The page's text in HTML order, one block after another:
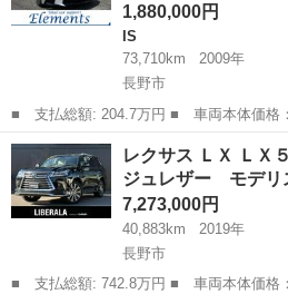
1,880,000円
IS
73,710km
2009年
長野市
■ 支払総額: 204.7万円 ■ 車両本体価格： 1,880,000 円 ■ メーカ
ー名： レクサス ■ 車種名： ＩＳ ■
Ｃ バージョンＬ レザーシート パワ
ビ付き ...
長野 長野市 IS
レクサス ＬＸ Ｌ
ジュレザー モデリ
7,273,000円
40,883km
2019年
長野市
■ 支払総額: 742.8万円 ■ 車両本体価格： 7,273,000 円 ■ メーカ